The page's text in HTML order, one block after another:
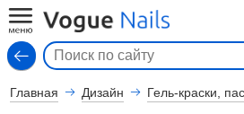
Главная Дизайн Гель-краски,